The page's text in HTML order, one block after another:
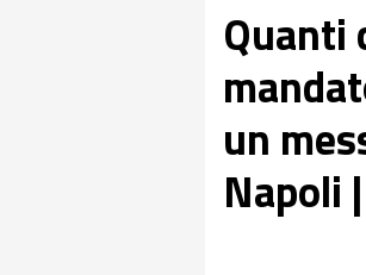
Quanti
un
Napoli